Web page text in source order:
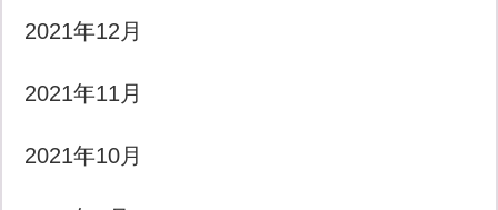
2021年12月
2021年11月
2021年10月